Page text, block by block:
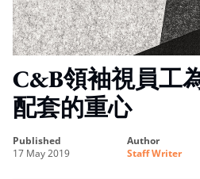
C&B領袖視員工
配套的重心
published
17 May 2019
author
Staff Writer